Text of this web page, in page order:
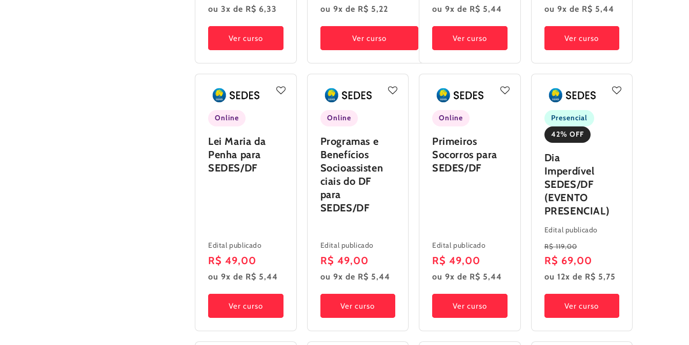
normal
ou 3x de R$ 6,33
Ver curso
normal
ou 9x de R$ 5,22
Ver curso
normal
ou 9x de R$ 5,44
Ver curso
normal
ou 9x de R$ 5,44
Ver curso
Online
Lei Maria da
Penha para
SEDES/DF
Edital publicado
Preço
normal
R$ 49,00
ou 9x de R$ 5,44
Ver curso
Online
Programas e
Benefícios
Socioassisten
ciais do DF
para
SEDES/DF
Edital publicado
Preço
normal
R$ 49,00
ou 9x de R$ 5,44
Ver curso
Online
Primeiros
Socorros para
SEDES/DF
Edital publicado
Preço
normal
R$ 49,00
ou 9x de R$ 5,44
Ver curso
Presencial
42% OFF
Dia
Imperdível
SEDES/DF
(EVENTO
PRESENCIAL)
Edital publicado
Preço
normal
R$ 119,00
promocional
R$ 69,00
ou 12x de R$ 5,75
Ver curso